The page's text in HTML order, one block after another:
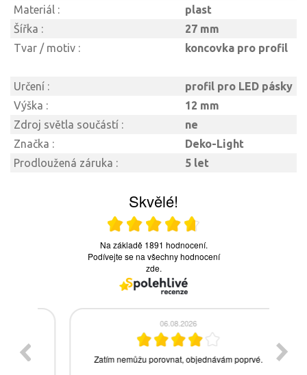
Materiál :
plast
Šířka :
27 mm
Tvar / motiv :
koncovka pro profil
Určení :
profil pro LED pásky
Výška :
12 mm
Zdroj světla součástí :
ne
Značka :
Deko-Light
Prodloužená záruka :
5 let